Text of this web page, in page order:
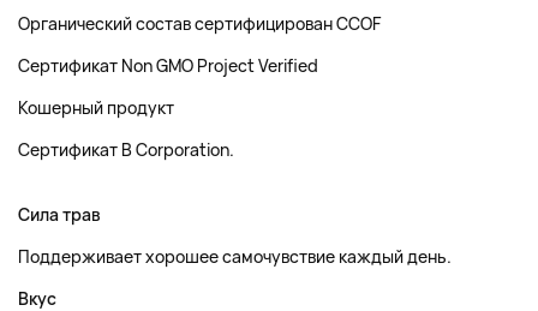
Органический состав сертифицирован CCOF
Сертификат Non GMO Project Verified
Кошерный продукт
Сертификат B Corporation.
Сила трав
Поддерживает хорошее самочувствие каждый день.
Вкус